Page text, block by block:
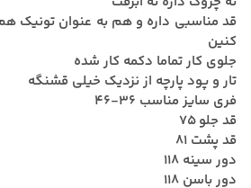
قد مناسبی داره و هم به عنوان تونیک
کنین
جلوی کار تماما دکمه کار شده
تار و پود پارچه از نزدیک خیلی قشنگه
فری سایز مناسب 36-46
قد جلو 75
قد پشت 81
دور سینه 118
دور باسن 118